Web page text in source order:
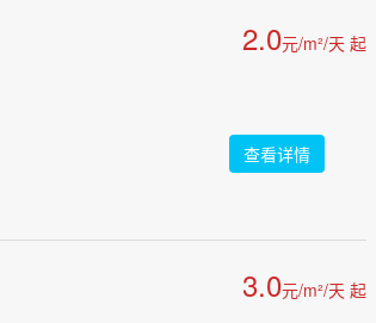
2.0元/m²/天 起
查看详情
3.0元/m²/天 起